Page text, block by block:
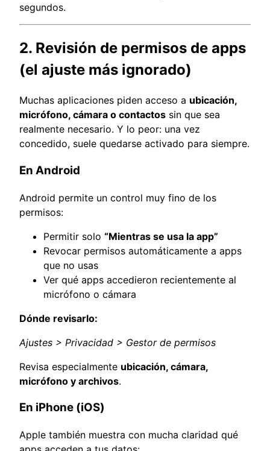
segundos.
2. Revisión de permisos de apps
(el ajuste más ignorado)
Muchas aplicaciones piden acceso a ubicación,
micrófono, cámara o contactos sin que sea
realmente necesario. Y lo peor: una vez
concedido, suele quedarse activado para siempre.
En Android
Android permite un control muy fino de los
permisos:
Permitir solo “Mientras se usa la app”
Revocar permisos automáticamente a apps
que no usas
Ver qué apps accedieron recientemente al
micrófono o cámara
Dónde revisarlo:
Ajustes > Privacidad > Gestor de permisos
Revisa especialmente ubicación, cámara,
micrófono y archivos.
En iPhone (iOS)
Apple también muestra con mucha claridad qué